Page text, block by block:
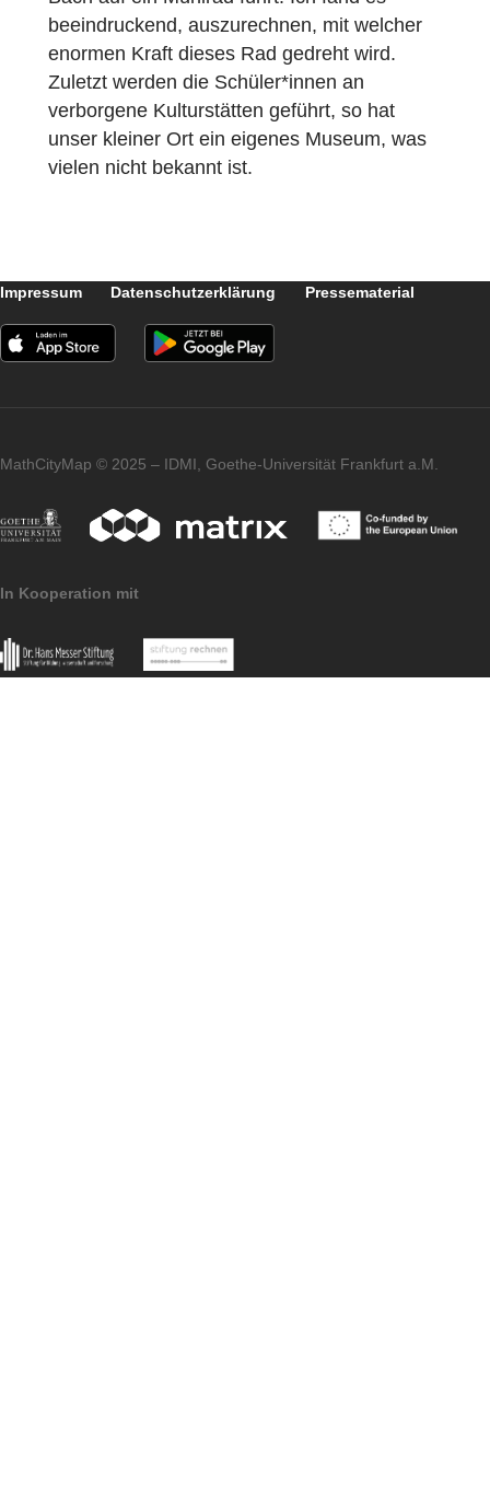
„4“ oder „vier“ sind nur Namen für eine Zahl,
sie sind nicht die Zahl selbst. Das habe ich
über eine Geogebraaktivität umgesetzt. Bei
einer weiteren Station lernen sie, warum
Gerüste immer Dreiecke enthalten, da sie
diese nachbauen und die Mathematik so im
können das Material mit einem Pfand von
10€ beim Rathaus ausleihen.
werden, entdecken also das
Zerlegungsprinzip und somit die
entscheidende Grundvorstellung für den
Station (passenderweise die Bücherei)
aktiviert die Phantasie und fragt, was denn
alles entstünde, wenn man sich zum